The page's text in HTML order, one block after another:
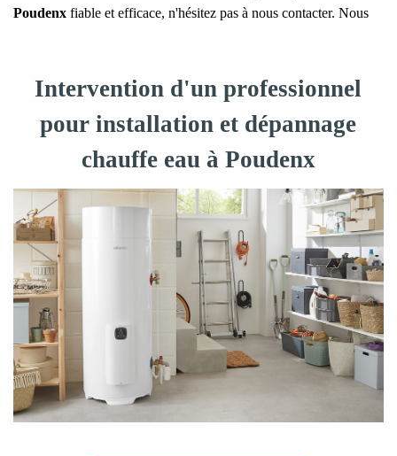
Poudenx fiable et efficace, n'hésitez pas à nous contacter. Nous
Intervention d'un professionnel
pour installation et dépannage
chauffe eau à Poudenx